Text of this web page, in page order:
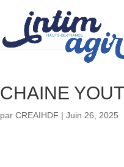
CHAINE
parCREAIHDF |Juin 26, 2025